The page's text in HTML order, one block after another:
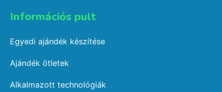
Információs pult​
Egyedi ajándék készítése
Ajándék ötletek
Alkalmazott technológiák